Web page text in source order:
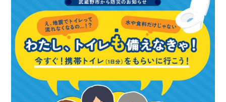
を配布します。<終了しました>
2025.09.01
武蔵野市役所西棟1階112会議室で携帯トイレを配
布しています。（112会議室での配布は終了しまし
た。）
2025.07.23
7月24日から携帯トイレの配布会場が 「
武蔵野市役
所西棟1階112会議室
」 に変更になります。